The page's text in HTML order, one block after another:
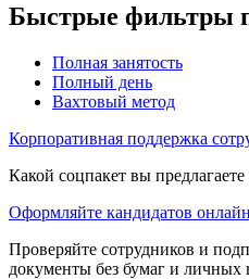
Быстрые фильтры
Полная занятость
Полный день
Вахтовый метод
Корпоративная поддержка
Какой соцпакет вы
Оформляйте кандидатов онлайн
Проверяйте сотрудников и
документы без бумаг и личных